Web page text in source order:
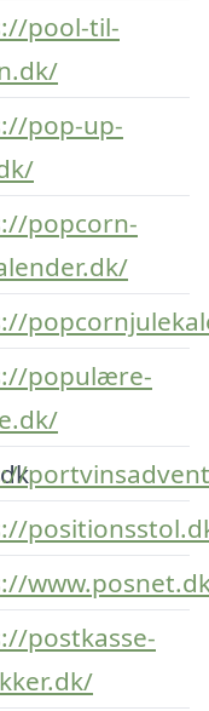
pool-til-
pop-up-
popcorn-
populære-
postkasse-